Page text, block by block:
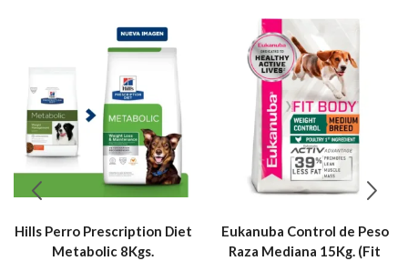
Hills Perro Prescription Diet
Metabolic 8Kgs.
Eukanuba Control de Peso
Raza Mediana 15Kg. (Fit